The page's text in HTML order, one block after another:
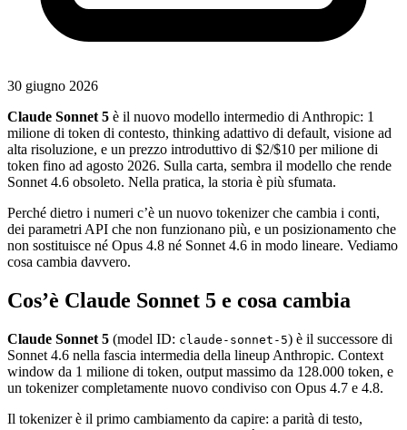
30 giugno 2026
Claude Sonnet 5 è il nuovo modello intermedio di Anthropic: 1
milione di token di contesto, thinking adattivo di default, visione ad
alta risoluzione, e un prezzo introduttivo di $2/$10 per milione di
token fino ad agosto 2026. Sulla carta, sembra il modello che rende
Sonnet 4.6 obsoleto. Nella pratica, la storia è più sfumata.
Perché dietro i numeri c’è un nuovo tokenizer che cambia i conti,
dei parametri API che non funzionano più, e un posizionamento che
non sostituisce né Opus 4.8 né Sonnet 4.6 in modo lineare. Vediamo
cosa cambia davvero.
Cos’è Claude Sonnet 5 e cosa cambia
Claude Sonnet 5 (model ID: claude-sonnet-5) è il successore di
Sonnet 4.6 nella fascia intermedia della lineup Anthropic. Context
window da 1 milione di token, output massimo da 128.000 token, e
un tokenizer completamente nuovo condiviso con Opus 4.7 e 4.8.
Il tokenizer è il primo cambiamento da capire: a parità di testo,